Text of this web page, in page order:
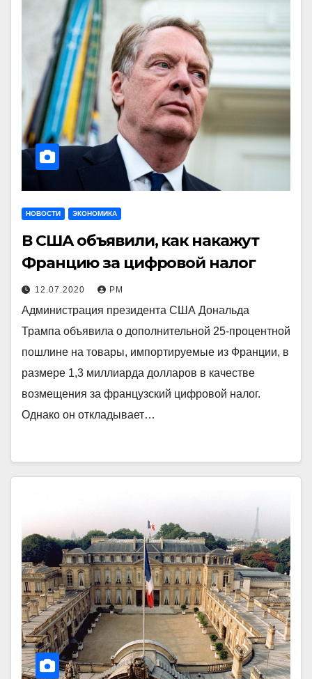
НОВОСТИ ЭКОНОМИКА
В США объявили, как накажут
Францию за цифровой налог
12.07.2020 РМ
Администрация президента США Дональда
Трампа объявила о дополнительной 25-процентной
пошлине на товары, импортируемые из Франции, в
размере 1,3 миллиарда долларов в качестве
возмещения за французский цифровой налог.
Однако он откладывает…